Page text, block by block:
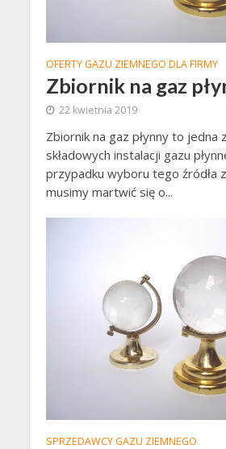
OFERTY GAZU ZIEMNEGO DLA FIRMY
Zbiornik na gaz
22 kwietnia 2019
Zbiornik na gaz płynny to jedna
składowych instalacji gazu
przypadku wyboru tego źródła
musimy martwić się o...
SPRZEDAWCY GAZU ZIEMNEGO